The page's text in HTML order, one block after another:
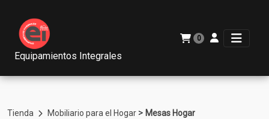
Equipamientos Integrales
0
Tienda Mobiliario para el Hogar > Mesas Hogar